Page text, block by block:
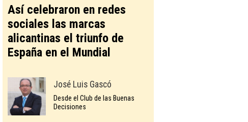
Así celebraron en redes
sociales las marcas
alicantinas el triunfo de
España en el Mundial
José Luis Gascó
Desde el Club de las Buenas
Decisiones